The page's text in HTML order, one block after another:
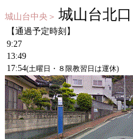
城山台中央＞ 城山台北口
【通過予定時刻】
9:27
13:49
17:54(土曜日・８限教習日は運休)